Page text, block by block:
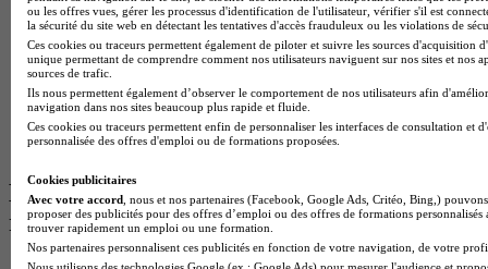
Master International Business
BTS Sp3s
BAC Pro Assp
BTS Gpme
Master MA
BTS Dietetique
Master Mass
Cap Cuisine
Les intitulés de diplôme par ville les plus
recherchés
ou les offres vues, gérer les processus d'identification de l'utilisateur, vérifier s'il est
la sécurité du site web en détectant les tentatives d'accès frauduleux ou les violations de
Ces cookies ou traceurs permettent également de piloter et suivre les sources d'acquisition
unique permettant de comprendre comment nos utilisateurs naviguent sur nos sites et nos
sources de trafic.
Ils nous permettent également d’observer le comportement de nos utilisateurs afin
navigation dans nos sites beaucoup plus rapide et fluide.
Ces cookies ou traceurs permettent enfin de personnaliser les interfaces de consultation et
personnalisée des offres d'emploi ou de formations proposées.
Cookies publicitaires
Avec votre accord , nous et nos partenaires (Facebook, Google Ads, Critéo, Bing,)
proposer des publicités pour des offres d’emploi ou des offres de formations
trouver rapidement un emploi ou une formation.
Nos partenaires personnalisent ces publicités en fonction de votre navigation, de votre